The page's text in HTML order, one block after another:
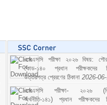
এসএসসি পরীক্ষা ২০২৬ বিষয়:
কোড-১৪০ প্রধান পরীক্ষকদের
উত্তরপত্র প্রেরণের ঠিকানা 2026-
এসএসসি পরীক্ষা- ২০২৬
অর্থনীতি-১৪১) প্রধান পরীক্ষকদের